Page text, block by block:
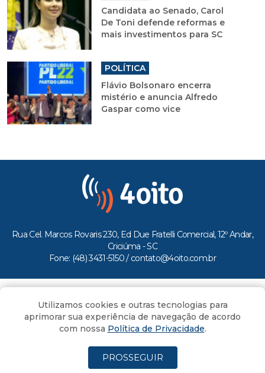
Candidata ao Senado, Carol
De Toni defende reformas e
mais investimentos para SC
POLÍTICA
Flávio Bolsonaro encerra
mistério e anuncia Alfredo
Gaspar como vice
Rua Cel. Marcos Rovaris 230, Ed Due Fratelli Comercial, 12º Andar,
Criciúma - SC
Fone: (48) 3431-5150 / contato@4oito.com.br
Todos os direitos reservados ao Portal 4oito
Utilizamos cookies e outras tecnologias para
aprimorar sua experiência de navegação de acordo
com nossa Política de Privacidade.
PROSSEGUIR